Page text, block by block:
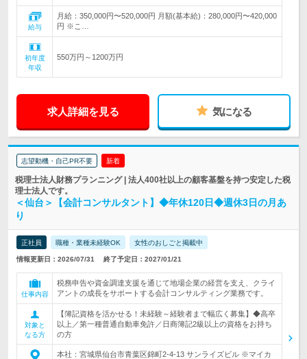
給与
月給：350,000円〜520,000円 月額(基本給)：280,000円〜420,000
円 ※こ…
初年度
年収
550万円～1200万円
求人詳細を見る 気になる
志望動機・自己PR不要 新着
税理士法人財務プランニング | 法人400社以上の顧客基盤を持つ安定した税
理士法人です。
＜仙台＞【会計コンサルタント】◆年休120日◆週休3日の月あ
り
正社員 職種・業種未経験OK 女性のおしごと掲載中
情報更新日：2026/07/31 終了予定日：2027/01/21
仕事内容
税務申告や資金調達支援を通じて地場企業の経営を支え、クライ
アントの成長をサポートする会計コンサルティング業務です。
対象と
なる方
【簿記資格を活かせる！未経験～経験者まで幅広く募集】◆高卒
以上／第一種普通自動車免許／日商簿記2級以上の資格をお持ち
の方
本社：宮城県仙台市青葉区錦町2-4-13 サンライズビル ※マイカ